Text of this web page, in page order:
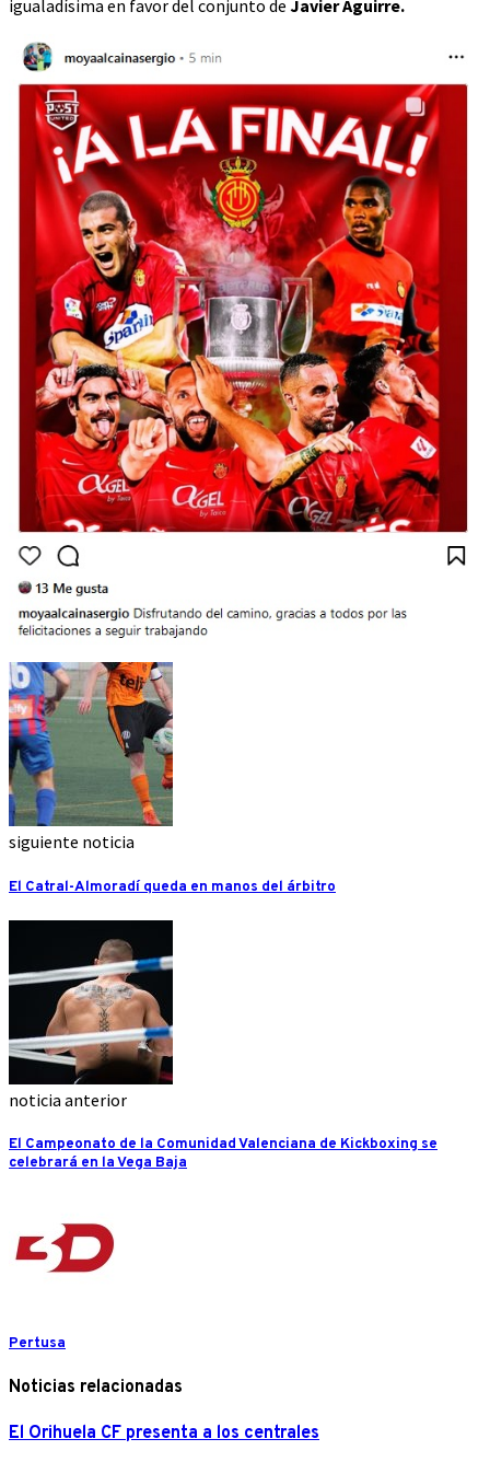
igualadísima en favor del conjunto de Javier Aguirre.
siguiente noticia
El Catral-Almoradí queda en manos del árbitro
noticia anterior
El Campeonato de la Comunidad Valenciana de Kickboxing se
celebrará en la Vega Baja
Pertusa
Noticias relacionadas
El Orihuela CF presenta a los centrales